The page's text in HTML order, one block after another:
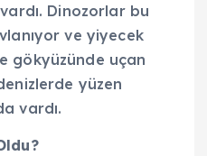
Dinozorlar bu
ve yiyecek
gökyüzünde uçan
yüzen
vardı.